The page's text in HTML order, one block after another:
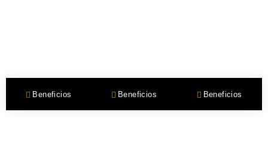
Beneficios Beneficios Beneficios